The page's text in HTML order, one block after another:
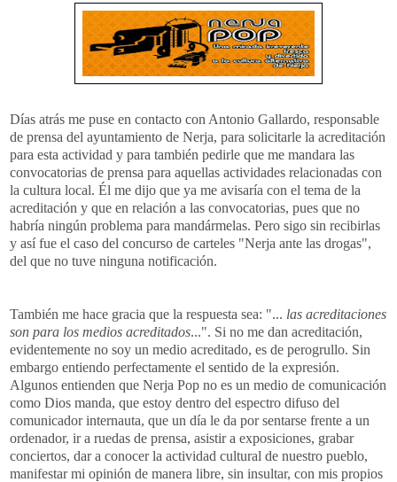
Días atrás me puse en contacto con Antonio Gallardo, responsable
de prensa del ayuntamiento de Nerja, para solicitarle la acreditación
para esta actividad y para también pedirle que me mandara las
convocatorias de prensa para aquellas actividades relacionadas con
la cultura local. Él me dijo que ya me avisaría con el tema de la
acreditación y que en relación a las convocatorias, pues que no
habría ningún problema para mandármelas. Pero sigo sin recibirlas
y así fue el caso del concurso de carteles "Nerja ante las drogas",
del que no tuve ninguna notificación.
También me hace gracia que la respuesta sea: "... las acreditaciones
son para los medios acreditados...". Si no me dan acreditación,
evidentemente no soy un medio acreditado, es de perogrullo. Sin
embargo entiendo perfectamente el sentido de la expresión.
Algunos entienden que Nerja Pop no es un medio de comunicación
como Dios manda, que estoy dentro del espectro difuso del
comunicador internauta, que un día le da por sentarse frente a un
ordenador, ir a ruedas de prensa, asistir a exposiciones, grabar
conciertos, dar a conocer la actividad cultural de nuestro pueblo,
manifestar mi opinión de manera libre, sin insultar, con mis propios